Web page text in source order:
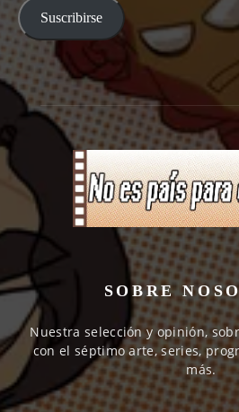
Suscribirse
SOBRE
Nuestra selección y opinión,
con el séptimo arte, series,
más.